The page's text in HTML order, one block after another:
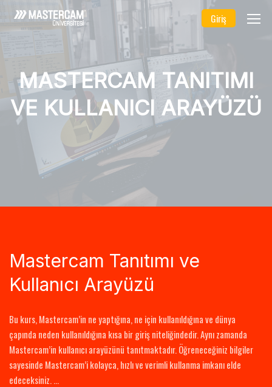
Giriş
MASTERCAM TANITIMI
VE KULLANICI ARAYÜZÜ
Mastercam Tanıtımı ve
Kullanıcı Arayüzü
Bu kurs, Mastercam’in ne yaptığına, ne için kullanıldığına ve dünya
çapında neden kullanıldığına kısa bir giriş niteliğindedir. Aynı zamanda
Mastercam’in kullanıcı arayüzünü tanıtmaktadır. Öğreneceğiniz bilgiler
sayesinde Mastercam’i kolayca, hızlı ve verimli kullanma imkanı elde
edeceksiniz. …